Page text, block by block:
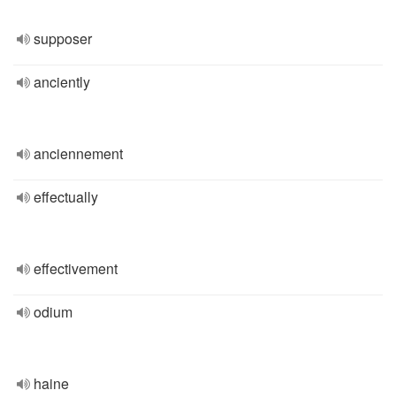
supposer
anciently
anciennement
effectually
effectivement
odium
haine